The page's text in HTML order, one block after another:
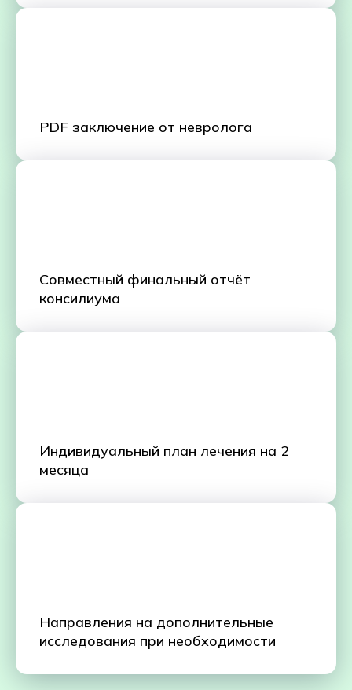
PDF заключение от невролога
Совместный финальный отчёт
консилиума
Индивидуальный план лечения на 2
месяца
Направления на дополнительные
исследования при необходимости